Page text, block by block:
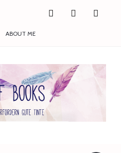
facebook twitter instagram
ABOUT ME